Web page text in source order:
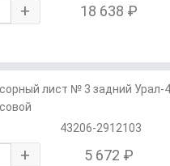
+ 18 638 ₽
лист № 3 задний Урал-
43206-2912103
+ 5 672 ₽